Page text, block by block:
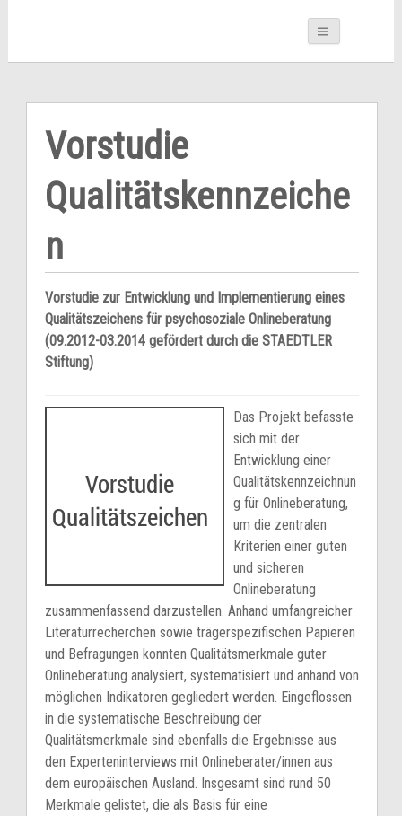
Vorstudie
Qualitätskennzeiche
n
Vorstudie zur Entwicklung und Implementierung eines
Qualitätszeichens für psychosoziale Onlineberatung
(09.2012-03.2014 gefördert durch die STAEDTLER
Stiftung)
Das Projekt befasste
sich mit der
Entwicklung einer
Qualitätskennzeichnun
g für Onlineberatung,
um die zentralen
Kriterien einer guten
und sicheren
Onlineberatung
zusammenfassend darzustellen. Anhand umfangreicher
Literaturrecherchen sowie trägerspezifischen Papieren
und Befragungen konnten Qualitätsmerkmale guter
Onlineberatung analysiert, systematisiert und anhand von
möglichen Indikatoren gegliedert werden. Eingeflossen
in die systematische Beschreibung der
Qualitätsmerkmale sind ebenfalls die Ergebnisse aus
den Experteninterviews mit Onlineberater/innen aus
dem europäischen Ausland. Insgesamt sind rund 50
Merkmale gelistet, die als Basis für eine